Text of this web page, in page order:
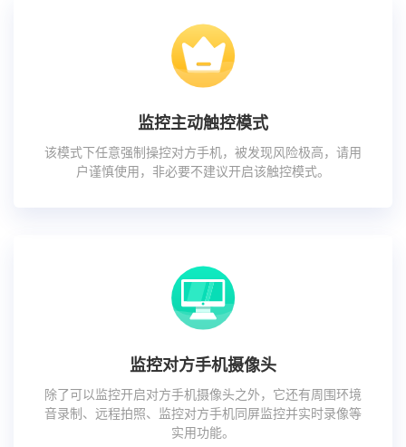
监控主动触控模式
该模式下任意强制操控对方手机，被发现风险极高，请用
户谨慎使用，非必要不建议开启该触控模式。
监控对方手机摄像头
除了可以监控开启对方手机摄像头之外，它还有周围环境
音录制、远程拍照、监控对方手机同屏监控并实时录像等
实用功能。